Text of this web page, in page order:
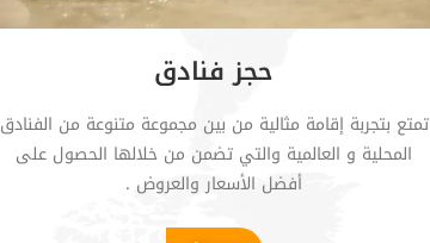
حجز فنادق
تمتع بتجربة إقامة مثالية من بين مجموعة متنوعة من الفنادق
المحلية و العالمية والتي تضمن من خلالها الحصول على
أفضل الأسعار والعروض .